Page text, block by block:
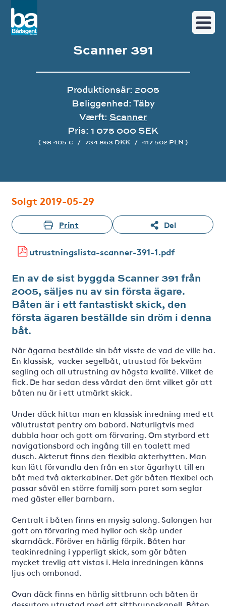
Scanner 391
Produktionsår: 2005
Beliggenhed: Täby
Værft: Scanner
Pris: 1 075 000 SEK
( 98 405 € / 734 863 DKK / 417 502 PLN )
Solgt 2019-05-29
Print Del
utrustningslista-scanner-391-1.pdf
En av de sist byggda Scanner 391 från
2005, säljes nu av sin första ägare.
Båten är i ett fantastiskt skick, den
första ägaren beställde sin dröm i denna
båt.
När ägarna beställde sin båt visste de vad de ville ha.
En klassisk, vacker segelbåt, utrustad för bekväm
segling och all utrustning av högsta kvalité. Vilket de
fick. De har sedan dess vårdat den ömt vilket gör att
båten nu är i ett utmärkt skick.
Under däck hittar man en klassisk inredning med ett
välutrustat pentry om babord. Naturligtvis med
dubbla hoar och gott om förvaring. Om styrbord ett
navigationsbord och ingång till en toalett med
dusch. Akterut finns den flexibla akterhytten. Man
kan lätt förvandla den från en stor ägarhytt till en
båt med två akterkabiner. Det gör båten flexibel och
passar såväl en större familj som paret som seglar
med gäster eller barnbarn.
Centralt i båten finns en mysig salong. Salongen har
gott om förvaring med hyllor och skåp under
skarndäck. Föröver en härlig förpik. Båten har
teakinredning i ypperligt skick, som gör båten
mycket trevlig att vistas i. Hela inredningen känns
ljus och ombonad.
Ovan däck finns en härlig sittbrunn och båten är